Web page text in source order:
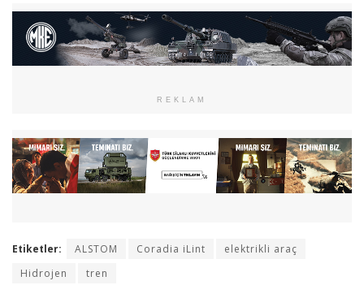
REKLAM
Etiketler: ALSTOM Coradia iLint
elektrikli araç
Hidrojen
tren